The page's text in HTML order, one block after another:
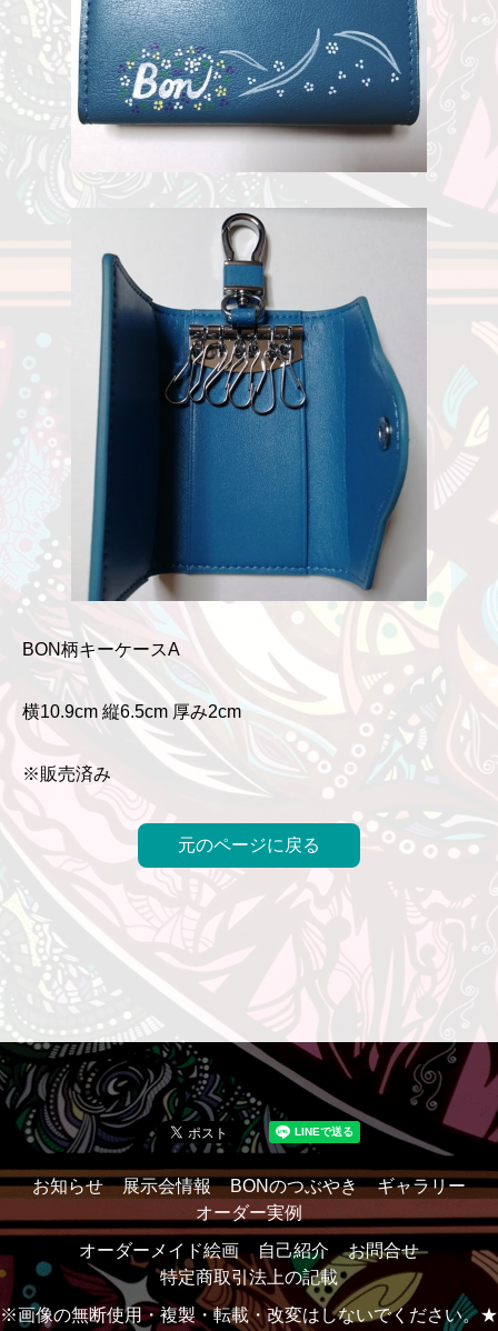
BON柄キーケースA
横10.9cm 縦6.5cm 厚み2cm
※販売済み
元のページに戻る
お知らせ 展示会情報 BONのつぶやき
ギャラリー
オーダー実例
オーダーメイド絵画
自己紹介
お問合せ
特定商取引法上の記載
※画像の無断使用・複製・転載・改変はしないでください。★